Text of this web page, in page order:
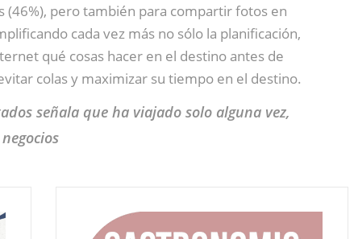
(46%), pero también para compartir fotos en
cada vez más no sólo la planificación,
qué cosas hacer en el destino antes de
colas y maximizar su tiempo en el destino.
señala que ha viajado solo alguna vez,